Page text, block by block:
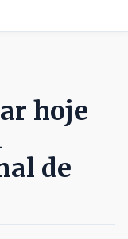
hoje
de